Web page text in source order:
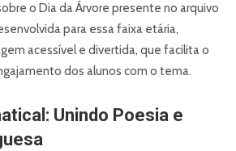
o Dia da Árvore presente no arquivo
para essa faixa etária,
acessível e divertida, que facilita o
dos alunos com o tema.
Unindo Poesia e